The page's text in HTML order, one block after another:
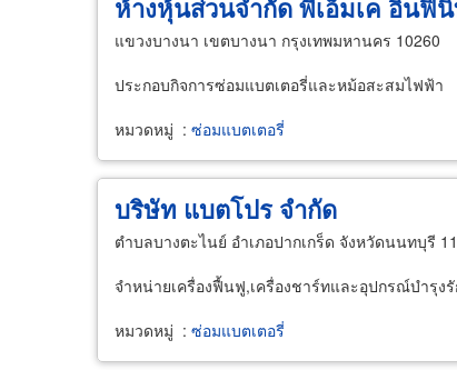
ห้างหุ้นส่วนจำกัด พีเอ็มเค อินฟิ
แขวงบางนา เขตบางนา กรุงเทพมหานคร 10260
ประกอบกิจการซ่อมแบตเตอรี่และหม้อสะสมไฟฟ้า
หมวดหมู่ : ซ่อมแบตเตอรี่
บริษัท แบตโปร จำกัด
ตำบลบางตะไนย์ อำเภอปากเกร็ด จังหวัดนนทบุรี
จำหน่ายเครื่องฟื้นฟู,เครื่องชาร์ทและอุปกรณ์บำรุง
หมวดหมู่ : ซ่อมแบตเตอรี่